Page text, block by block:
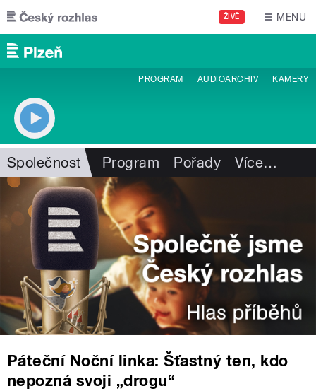
Přejít k hlavnímu obsahu
ŽIVĚ MENU
PROGRAM AUDIOARCHIV KAMERY
Společnost Program Pořady Více…
Páteční Noční linka: Šťastný ten, kdo
nepozná svoji „drogu“